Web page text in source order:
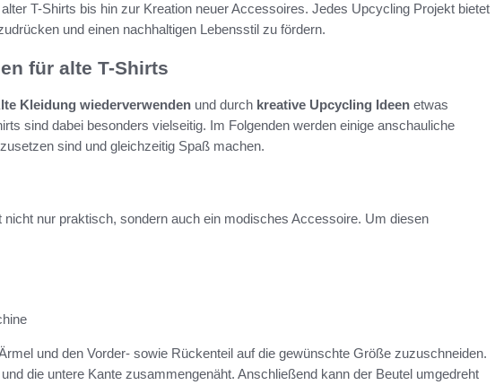
T-Shirts bis hin zur Kreation neuer Accessoires. Jedes Upcycling Projekt bietet
und einen nachhaltigen Lebensstil zu fördern.
für alte T-Shirts
Kleidung wiederverwenden und durch kreative Upcycling Ideen etwas
sind dabei besonders vielseitig. Im Folgenden werden einige anschauliche
sind und gleichzeitig Spaß machen.
nicht nur praktisch, sondern auch ein modisches Accessoire. Um diesen
und den Vorder- sowie Rückenteil auf die gewünschte Größe zuzuschneiden.
die untere Kante zusammengenäht. Anschließend kann der Beutel umgedreht